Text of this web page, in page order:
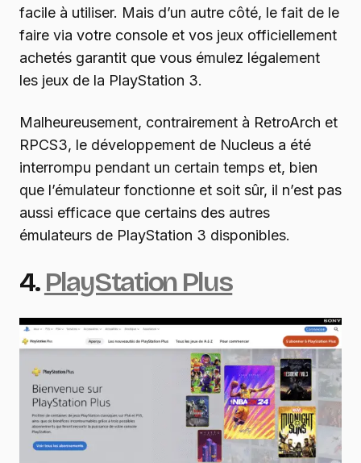
facile à utiliser. Mais d’un autre côté, le fait de le
faire via votre console et vos jeux officiellement
achetés garantit que vous émulez légalement
les jeux de la PlayStation 3.
Malheureusement, contrairement à RetroArch et
RPCS3, le développement de Nucleus a été
interrompu pendant un certain temps et, bien
que l’émulateur fonctionne et soit sûr, il n’est pas
aussi efficace que certains des autres
émulateurs de PlayStation 3 disponibles.
4.PlayStation Plus